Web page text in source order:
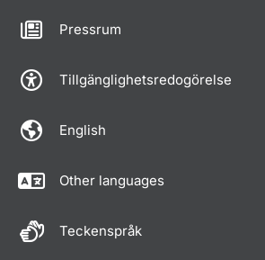
Pressrum
Tillgänglighetsredogörelse
English
Other languages
Teckenspråk